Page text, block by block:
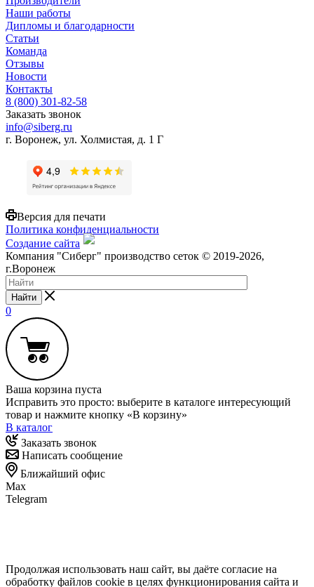
Наши работы
Дипломы и благодарности
Статьи
Команда
Отзывы
Новости
Контакты
8 (800) 301-82-58
Заказать звонок
info@siberg.ru
г. Воронеж, ул. Холмистая, д. 1 Г
Версия для печати
Политика конфиденциальности
Создание сайта
Компания "Сиберг" производство сеток © 2019-2026,
г.Воронеж
Найти
0
Ваша корзина пуста
Исправить это просто: выберите в каталоге интересующий
товар и нажмите кнопку «В корзину»
В каталог
Заказать звонок
Написать сообщение
Ближайший офис
Max
Telegram
Продолжая использовать наш сайт, вы даёте согласие на
обработку файлов cookie в целях функционирования сайта и